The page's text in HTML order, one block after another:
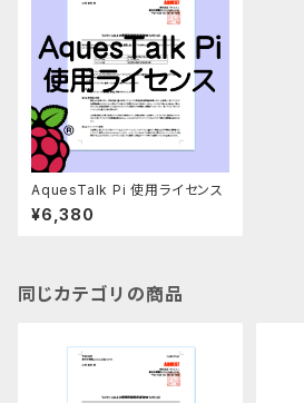
AquesTalk Pi 使用ライセンス
¥6,380
同じカテゴリの商品